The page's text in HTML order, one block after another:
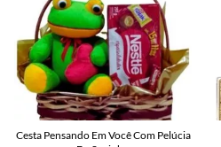
Cesta Pensando Em Você Com Pelúcia